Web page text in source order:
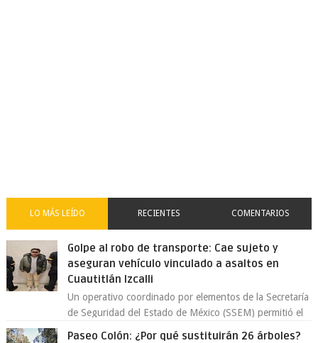
LO MÁS LEÍDO RECIENTES COMENTARIOS
Golpe al robo de transporte: Cae sujeto y
aseguran vehículo vinculado a asaltos en
Cuautitlán Izcalli
Un operativo coordinado por elementos de la Secretaría
de Seguridad del Estado de México (SSEM) permitió el
Paseo Colón: ¿Por qué sustituirán 26 árboles?